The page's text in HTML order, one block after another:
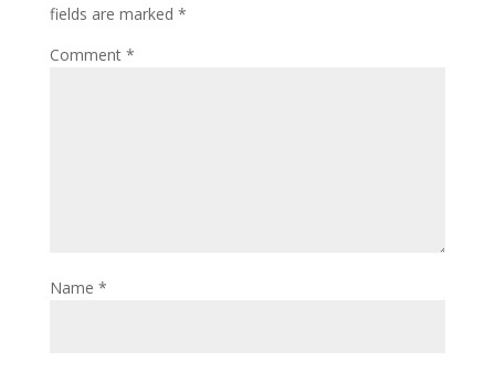
fields are marked *
Comment *
Name *